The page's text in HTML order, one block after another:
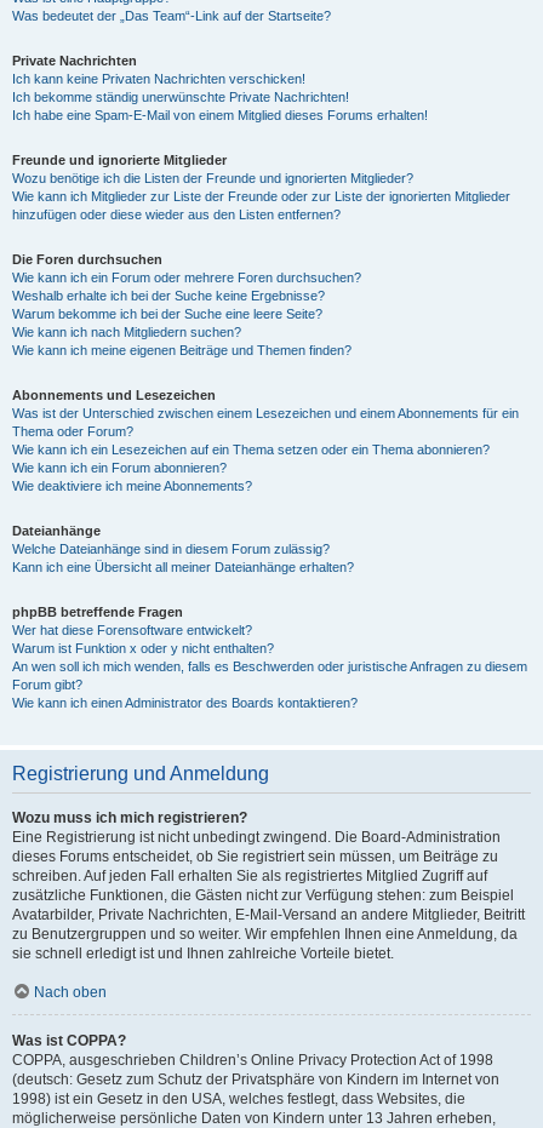
Was bedeutet der „Das Team“-Link auf der Startseite?
Private Nachrichten
Ich kann keine Privaten Nachrichten verschicken!
Ich bekomme ständig unerwünschte Private Nachrichten!
Ich habe eine Spam-E-Mail von einem Mitglied dieses Forums erhalten!
Freunde und ignorierte Mitglieder
Wozu benötige ich die Listen der Freunde und ignorierten Mitglieder?
Wie kann ich Mitglieder zur Liste der Freunde oder zur Liste der ignorierten Mitglieder
hinzufügen oder diese wieder aus den Listen entfernen?
Die Foren durchsuchen
Wie kann ich ein Forum oder mehrere Foren durchsuchen?
Weshalb erhalte ich bei der Suche keine Ergebnisse?
Warum bekomme ich bei der Suche eine leere Seite?
Wie kann ich nach Mitgliedern suchen?
Wie kann ich meine eigenen Beiträge und Themen finden?
Abonnements und Lesezeichen
Was ist der Unterschied zwischen einem Lesezeichen und einem Abonnements für ein
Thema oder Forum?
Wie kann ich ein Lesezeichen auf ein Thema setzen oder ein Thema abonnieren?
Wie kann ich ein Forum abonnieren?
Wie deaktiviere ich meine Abonnements?
Dateianhänge
Welche Dateianhänge sind in diesem Forum zulässig?
Kann ich eine Übersicht all meiner Dateianhänge erhalten?
phpBB betreffende Fragen
Wer hat diese Forensoftware entwickelt?
Warum ist Funktion x oder y nicht enthalten?
An wen soll ich mich wenden, falls es Beschwerden oder juristische Anfragen zu diesem
Forum gibt?
Wie kann ich einen Administrator des Boards kontaktieren?
Registrierung und Anmeldung
Wozu muss ich mich registrieren?
Eine Registrierung ist nicht unbedingt zwingend. Die Board-Administration
dieses Forums entscheidet, ob Sie registriert sein müssen, um Beiträge zu
schreiben. Auf jeden Fall erhalten Sie als registriertes Mitglied Zugriff auf
zusätzliche Funktionen, die Gästen nicht zur Verfügung stehen: zum Beispiel
Avatarbilder, Private Nachrichten, E-Mail-Versand an andere Mitglieder, Beitritt
zu Benutzergruppen und so weiter. Wir empfehlen Ihnen eine Anmeldung, da
sie schnell erledigt ist und Ihnen zahlreiche Vorteile bietet.
Nach oben
Was ist COPPA?
COPPA, ausgeschrieben Children’s Online Privacy Protection Act of 1998
(deutsch: Gesetz zum Schutz der Privatsphäre von Kindern im Internet von
1998) ist ein Gesetz in den USA, welches festlegt, dass Websites, die
möglicherweise persönliche Daten von Kindern unter 13 Jahren erheben,